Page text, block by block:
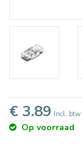
€ 3.89 Incl. btw
Op voorraad